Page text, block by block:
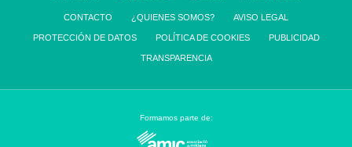
CONTACTO ¿QUIENES SOMOS? AVISO LEGAL
PROTECCIÓN DE DATOS POLÍTICA DE COOKIES PUBLICIDAD
TRANSPARENCIA
Formamos parte de: